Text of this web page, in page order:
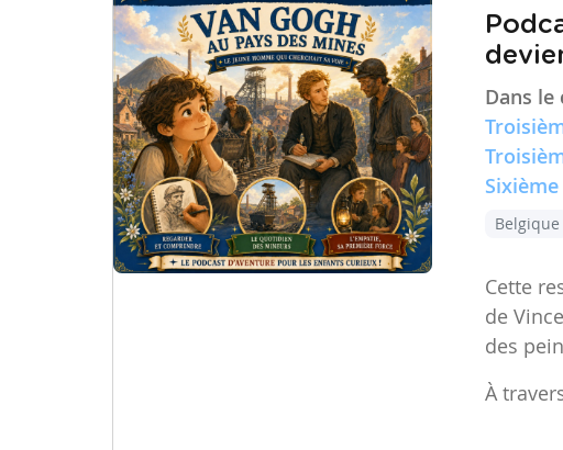
Dans le
Belgique
Cette
de
des
À